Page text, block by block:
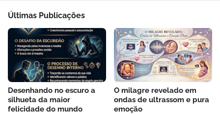
Últimas Publicações
Desenhando no escuro a
silhueta da maior
felicidade do mundo
O milagre revelado em
ondas de ultrassom e pura
emoção